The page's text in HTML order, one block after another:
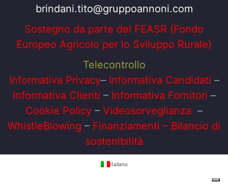
brindani.tito@gruppoannoni.com
Sostegno da parte del FEASR (Fondo
Europeo Agricolo per lo Sviluppo Rurale)
Telecontrollo
Informativa Privacy– Informativa Candidati –
Informativa Clienti – Informativa Fornitori –
Cookie Policy – Videosorveglianza –
WhistleBlowing – Finanziamenti – Bilancio di
sostenibilità
Italiano